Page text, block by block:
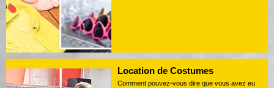
Location de Costumes
Comment pouvez-vous dire que vous avez eu